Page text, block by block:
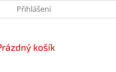
NAPIŠTE NÁM
Přihlášení
košík